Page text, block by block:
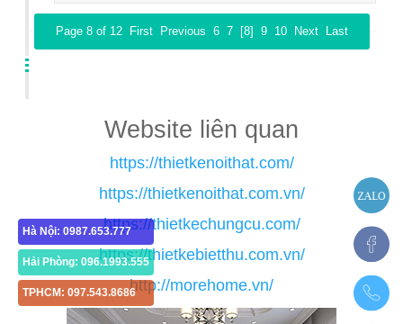
Hà Nội: 0987.653.777
Hải Phòng: 096.1993.555
TPHCM: 097.543.8686
Page 8 of 12 First Previous 6 7 [8] 9 10 Next Last
Website liên quan
https://thietkenoithat.com/
https://thietkenoithat.com.vn/
https://thietkechungcu.com/
https://thietkebietthu.com.vn/
http://morehome.vn/